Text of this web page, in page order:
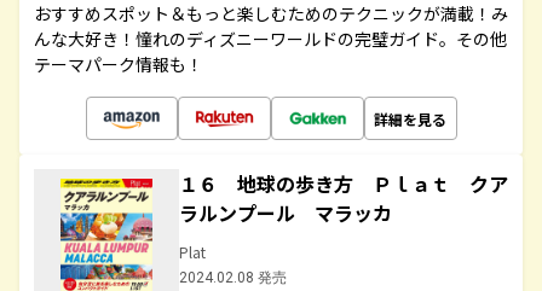
おすすめスポット＆もっと楽しむためのテクニックが満載！み
んな大好き！憧れのディズニーワールドの完璧ガイド。その他
テーマパーク情報も！
詳細を見る
１６ 地球の歩き方 Ｐｌａｔ クア
ラルンプール マラッカ
Plat
2024.02.08 発売